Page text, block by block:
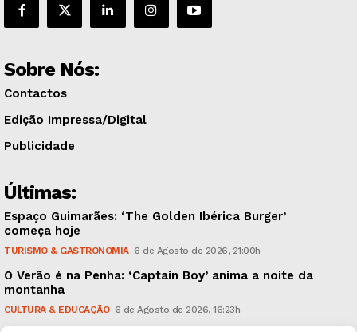
Sobre Nós:
Contactos
Edição Impressa/Digital
Publicidade
Últimas:
Espaço Guimarães: ‘The Golden Ibérica Burger’
começa hoje
TURISMO & GASTRONOMIA 6 de Agosto de 2026, 21:00h
O Verão é na Penha: ‘Captain Boy’ anima a noite da
montanha
CULTURA & EDUCAÇÃO 6 de Agosto de 2026, 16:23h